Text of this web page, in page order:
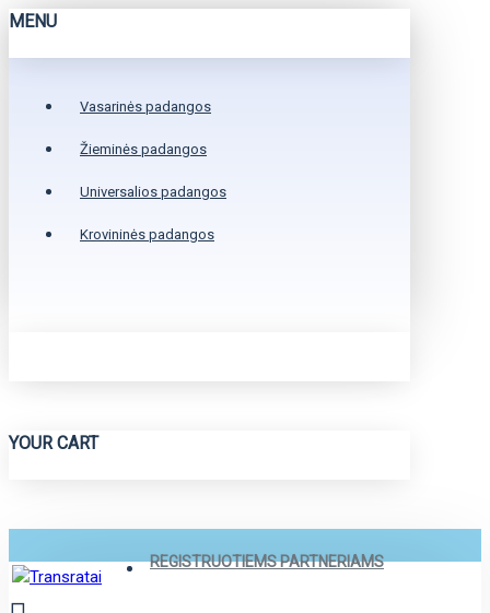
MENU
Vasarinės padangos
Žieminės padangos
Universalios padangos
Krovininės padangos
YOUR CART
REGISTRUOTIEMS PARTNERIAMS